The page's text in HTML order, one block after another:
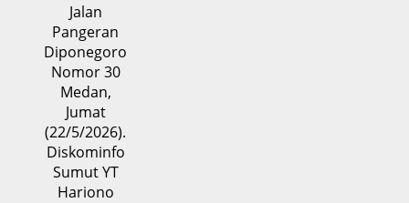
Jalan
Pangeran
Diponegoro
Nomor 30
Medan,
Jumat
(22/5/2026).
Diskominfo
Sumut YT
Hariono